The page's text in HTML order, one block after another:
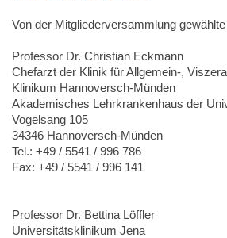
Von der Mitgliederversammlung
Professor Dr. Christian Eckmann
Chefarzt der Klinik für Allgemein-,
Klinikum Hannoversch-Münden
Akademisches Lehrkrankenhaus der
Vogelsang 105
34346 Hannoversch-Münden
Tel.: +49 / 5541 / 996 786
Fax: +49 / 5541 / 996 141
Professor Dr. Bettina Löffler
Universitätsklinikum Jena